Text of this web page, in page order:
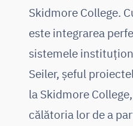
Skidmore College.
este integrarea
sistemele
Seiler, șeful
la Skidmore
călătoria lor de a